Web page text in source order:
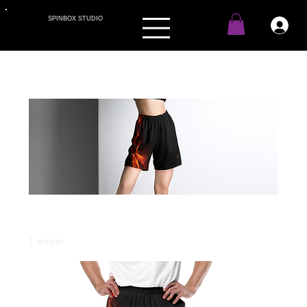
SPINBOX STUDIO